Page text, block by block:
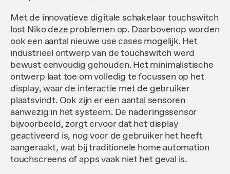
Met de innovatieve digitale schakelaar touchswitch
lost Niko deze problemen op. Daarbovenop worden
ook een aantal nieuwe use cases mogelijk. Het
industrieel ontwerp van de touchswitch werd
bewust eenvoudig gehouden. Het minimalistische
ontwerp laat toe om volledig te focussen op het
display, waar de interactie met de gebruiker
plaatsvindt. Ook zijn er een aantal sensoren
aanwezig in het systeem. De naderingssensor
bijvoorbeeld, zorgt ervoor dat het display
geactiveerd is, nog voor de gebruiker het heeft
aangeraakt, wat bij traditionele home automation
touchscreens of apps vaak niet het geval is.